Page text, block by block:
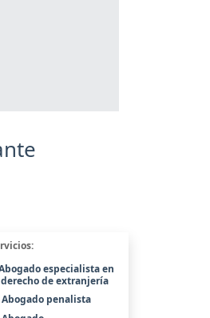
especialista en
derecho de extranjería
penalista